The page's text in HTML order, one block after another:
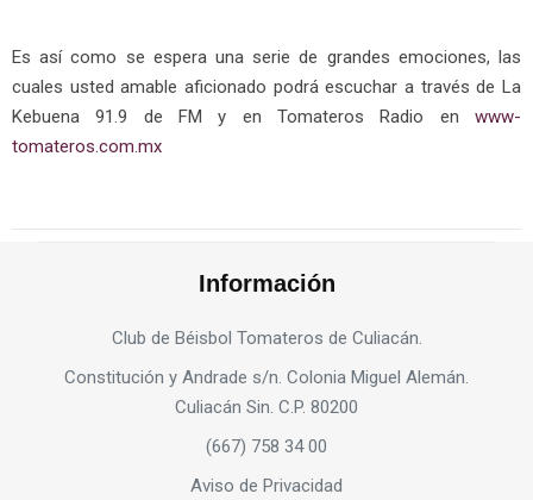
Es así como se espera una serie de grandes emociones, las
cuales usted amable aficionado podrá escuchar a través de La
Kebuena 91.9 de FM y en Tomateros Radio en www-
tomateros.com.mx
Información
Club de Béisbol Tomateros de Culiacán.
Constitución y Andrade s/n. Colonia Miguel Alemán.
Culiacán Sin. C.P. 80200
(667) 758 34 00
Aviso de Privacidad